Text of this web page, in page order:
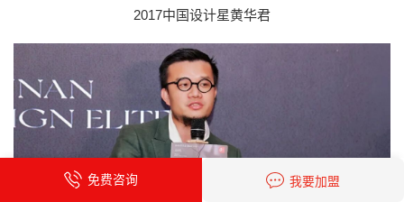
2017中国设计星黄华君
免费咨询 我要加盟